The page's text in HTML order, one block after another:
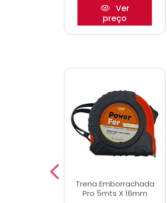
Ver
preço
Trena Emborrachada
Pro 5mts X 16mm